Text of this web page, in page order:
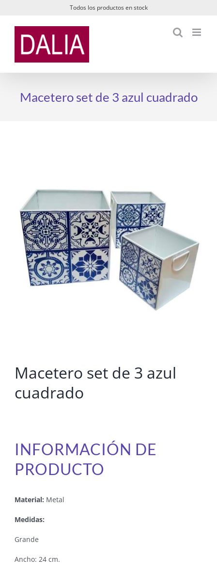
contenido
Todos los productos en stock
Macetero set de 3 azul cuadrado
Macetero set de 3 azul
cuadrado
INFORMACIÓN DE
PRODUCTO
Material: Metal
Medidas:
Grande
Ancho: 24 cm.